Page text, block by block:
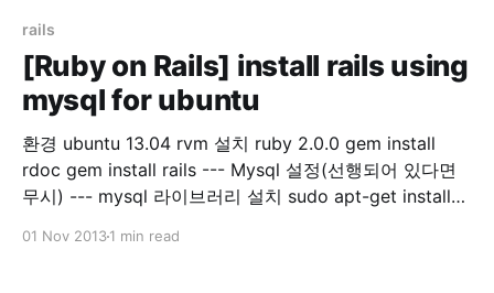
status redis.servicestatus 실행 후 ● redis.service -
rails
[Ruby on Rails] install rails using
mysql for ubuntu
환경 ubuntu 13.04 rvm 설치 ruby 2.0.0 gem install
rdoc gem install rails --- Mysql 설정(선행되어 있다면
무시) --- mysql 라이브러리 설치 sudo apt-get install
01 Nov 20131 min read